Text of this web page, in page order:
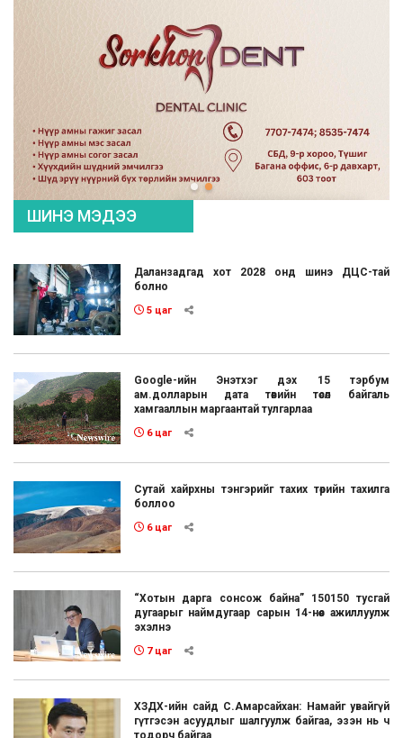
ШИНЭ МЭДЭЭ
Даланзадгад хот 2028 онд шинэ ДЦС-тай
болно
5 цаг
Google-ийн Энэтхэг дэх 15 тэрбум
ам.долларын дата төвийн төсөл байгаль
хамгааллын маргаантай тулгарлаа
6 цаг
Сутай хайрхны тэнгэрийг тахих төрийн тахилга
боллоо
6 цаг
“Хотын дарга сонсож байна” 150150 тусгай
дугаарыг наймдугаар сарын 14-нөөс ажиллуулж
эхэлнэ
7 цаг
ХЗДХ-ийн сайд С.Амарсайхан: Намайг увайгүй
гүтгэсэн асуудлыг шалгуулж байгаа, эзэн нь ч
тодорч байгаа